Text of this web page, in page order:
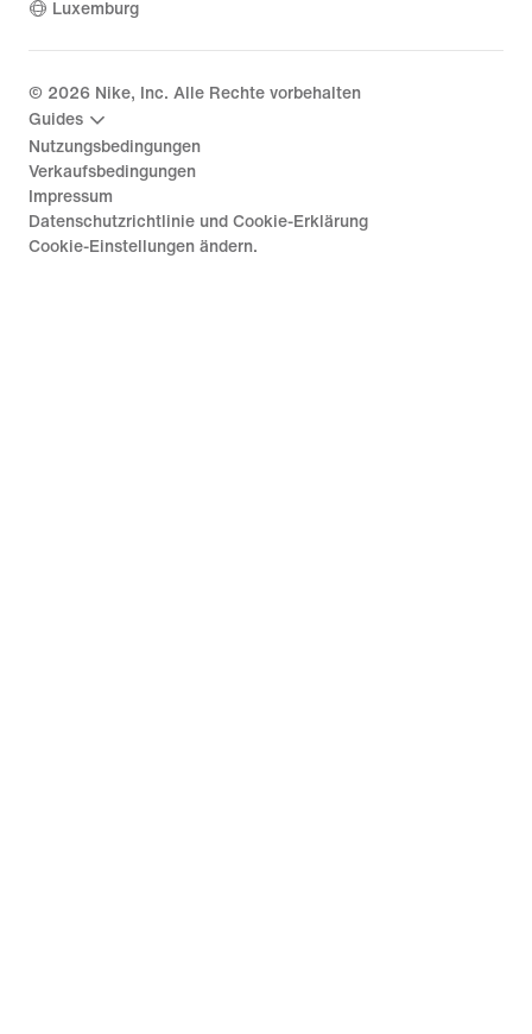
Luxemburg
© 2026 Nike, Inc. Alle Rechte vorbehalten
Guides
Nutzungsbedingungen
Verkaufsbedingungen
Impressum
Datenschutzrichtlinie und Cookie-Erklärung
Cookie-Einstellungen ändern.